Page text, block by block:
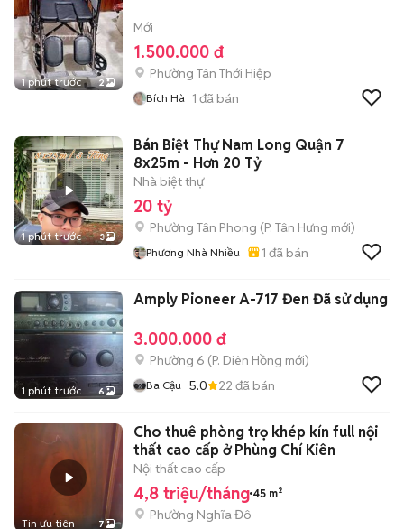
1 phút trước 2
Mới
1.500.000 đ
Phường Tân Thới Hiệp
Bích Hà 1 đã bán
1 phút trước 3
Bán Biệt Thự Nam Long Quận 7
8x25m - Hơn 20 Tỷ
Nhà biệt thự
20 tỷ
Phường Tân Phong (P. Tân Hưng mới)
Phương Nhà Nhiều 1 đã bán
1 phút trước 6
Amply Pioneer A-717 Đen Đã sử dụng
3.000.000 đ
Phường 6 (P. Diên Hồng mới)
Ba Cậu 5.0 22 đã bán
Tin ưu tiên 7
Cho thuê phòng trọ khép kín full nội
thất cao cấp ở Phùng Chí Kiên
Nội thất cao cấp
4,8 triệu/tháng 45 m²
Phường Nghĩa Đô